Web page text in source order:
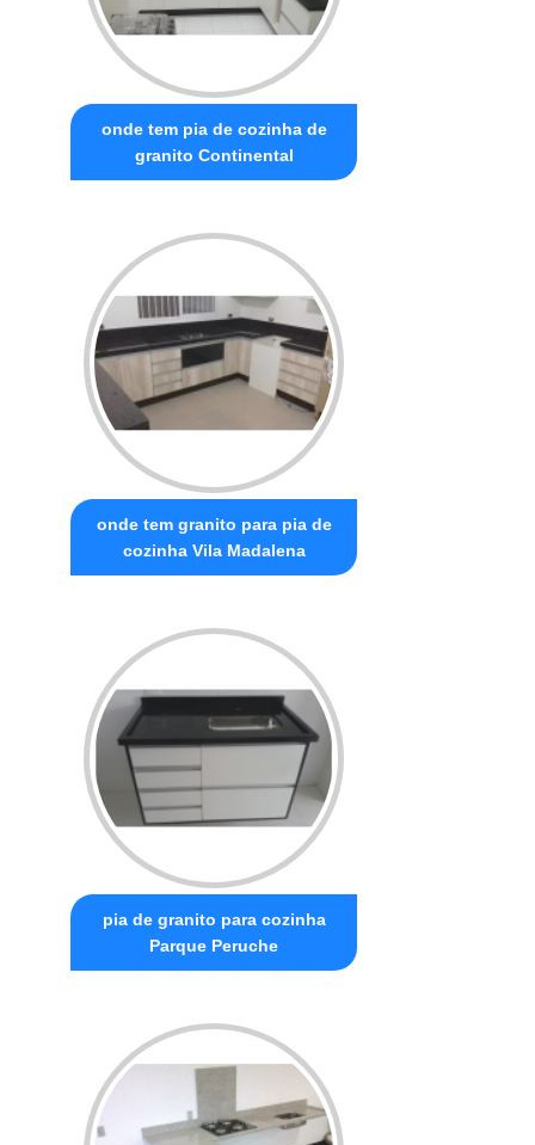
onde tem pia de cozinha de
granito Continental
onde tem granito para pia de
cozinha Vila Madalena
pia de granito para cozinha
Parque Peruche